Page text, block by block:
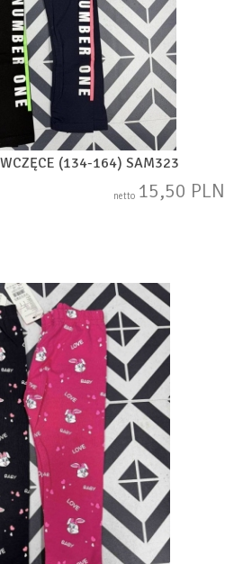
(134-164) SAM323
netto 15,50 PLN